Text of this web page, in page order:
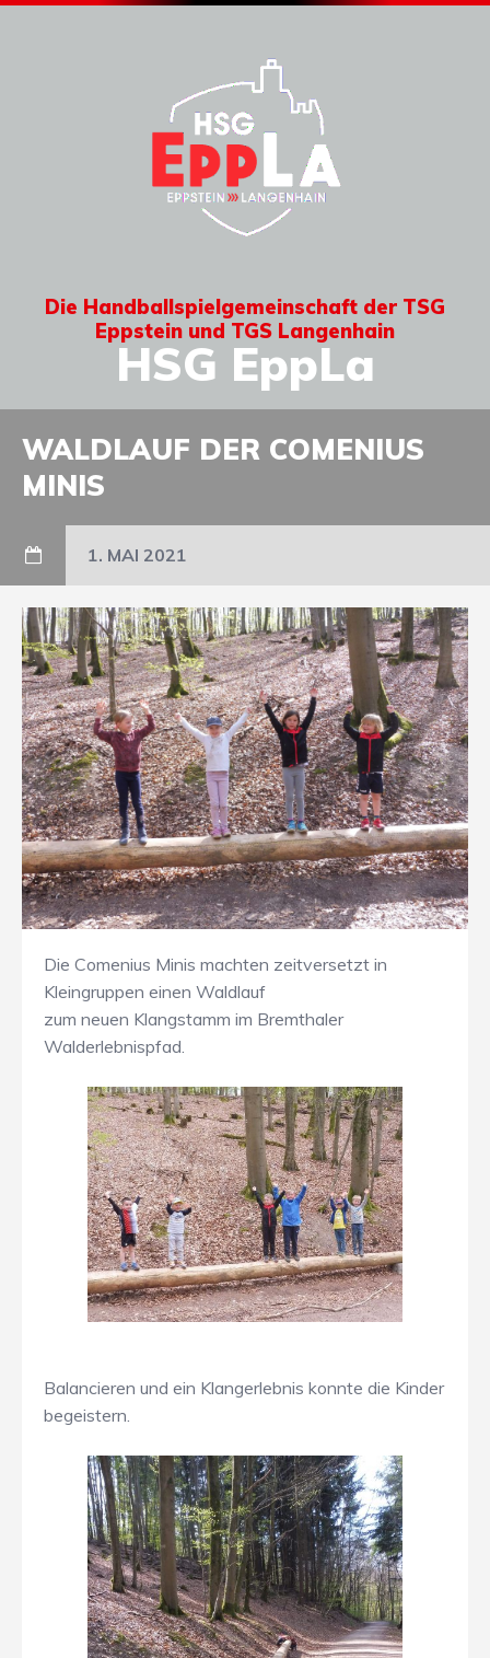
Die Handballspielgemeinschaft der TSG
Eppstein und TGS Langenhain
HSG EppLa
WALDLAUF DER COMENIUS
MINIS
1. MAI 2021
Die Comenius Minis machten zeitversetzt in
Kleingruppen einen Waldlauf
zum neuen Klangstamm im Bremthaler
Walderlebnispfad.
Balancieren und ein Klangerlebnis konnte die Kinder
begeistern.